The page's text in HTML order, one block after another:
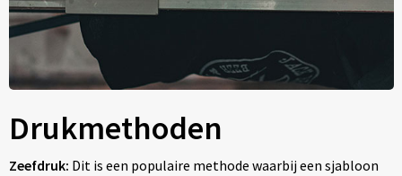
Drukmethoden
Zeefdruk: Dit is een populaire methode waarbij een sjabloon